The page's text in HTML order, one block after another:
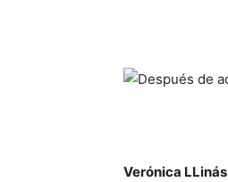
Verónica LLinás